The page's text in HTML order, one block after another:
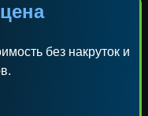
без накруток и